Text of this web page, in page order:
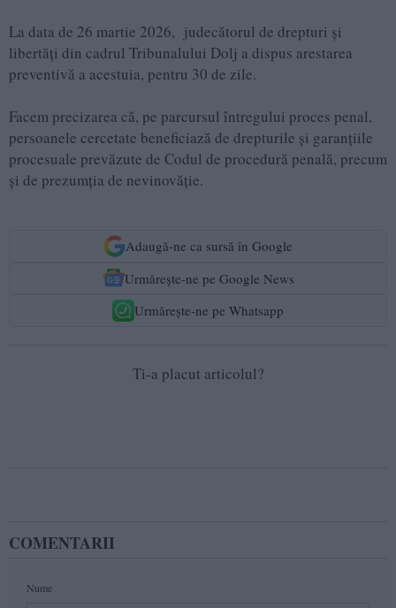
La data de 26 martie 2026, judecătorul de drepturi și
libertăți din cadrul Tribunalului Dolj a dispus arestarea
preventivă a acestuia, pentru 30 de zile.
Facem precizarea că, pe parcursul întregului proces penal,
persoanele cercetate beneficiază de drepturile și garanțiile
procesuale prevăzute de Codul de procedură penală, precum
și de prezumția de nevinovăție.
Adaugă-ne ca sursă în Google
Urmărește-ne pe Google News
Urmărește-ne pe Whatsapp
Ti-a placut articolul?
COMENTARII
Nume